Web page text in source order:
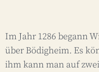
Im Jahr 1286 begann
über Bödigheim. Es
ihm kann man auf